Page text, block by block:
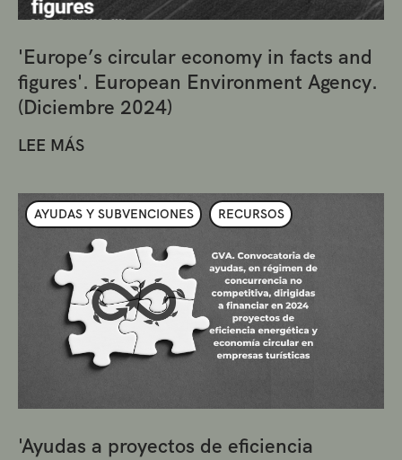
'Europe’s circular economy in facts and
figures'. European Environment Agency.
(Diciembre 2024)
LEE MÁS
AYUDAS Y SUBVENCIONES RECURSOS
'Ayudas a proyectos de eficiencia